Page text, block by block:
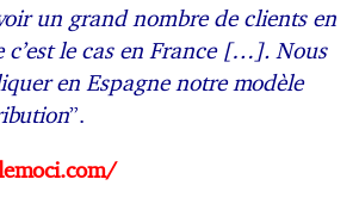
un grand nombre de clients en
c’est le cas en France […]. Nous
en Espagne notre modèle
”.